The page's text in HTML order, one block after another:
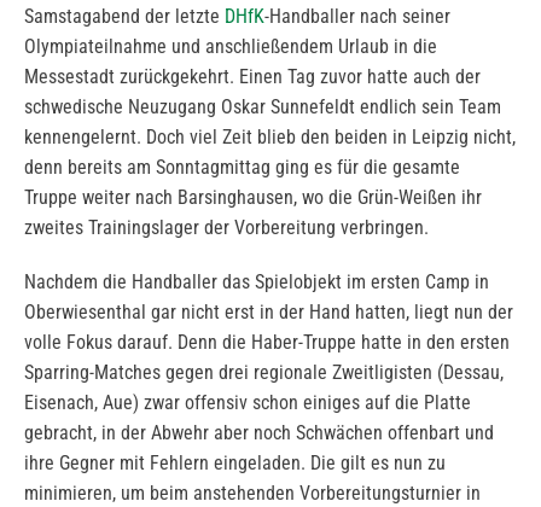
Samstagabend der letzte DHfK-Handballer nach seiner
Olympiateilnahme und anschließendem Urlaub in die
Messestadt zurückgekehrt. Einen Tag zuvor hatte auch der
schwedische Neuzugang Oskar Sunnefeldt endlich sein Team
kennengelernt. Doch viel Zeit blieb den beiden in Leipzig nicht,
denn bereits am Sonntagmittag ging es für die gesamte
Truppe weiter nach Barsinghausen, wo die Grün-Weißen ihr
zweites Trainingslager der Vorbereitung verbringen.
Nachdem die Handballer das Spielobjekt im ersten Camp in
Oberwiesenthal gar nicht erst in der Hand hatten, liegt nun der
volle Fokus darauf. Denn die Haber-Truppe hatte in den ersten
Sparring-Matches gegen drei regionale Zweitligisten (Dessau,
Eisenach, Aue) zwar offensiv schon einiges auf die Platte
gebracht, in der Abwehr aber noch Schwächen offenbart und
ihre Gegner mit Fehlern eingeladen. Die gilt es nun zu
minimieren, um beim anstehenden Vorbereitungsturnier in